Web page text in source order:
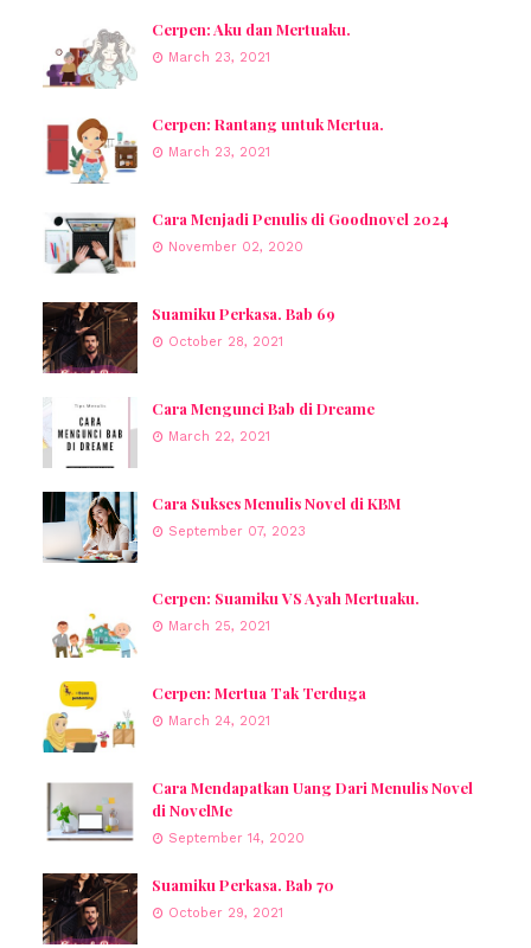
Cerpen: Aku dan Mertuaku.
March 23, 2021
Cerpen: Rantang untuk Mertua.
March 23, 2021
Cara Menjadi Penulis di Goodnovel 2024
November 02, 2020
Suamiku Perkasa. Bab 69
October 28, 2021
Cara Mengunci Bab di Dreame
March 22, 2021
Cara Sukses Menulis Novel di KBM
September 07, 2023
Cerpen: Suamiku VS Ayah Mertuaku.
March 25, 2021
Cerpen: Mertua Tak Terduga
March 24, 2021
Cara Mendapatkan Uang Dari Menulis Novel
di NovelMe
September 14, 2020
Suamiku Perkasa. Bab 70
October 29, 2021